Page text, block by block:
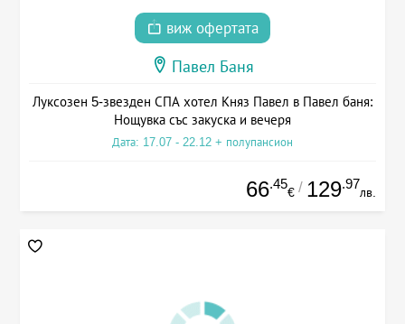
виж офертата
Павел Баня
Луксозен 5-звезден СПА хотел Княз Павел в Павел баня:
Нощувка със закуска и вечеря
Дата: 17.07 - 22.12 + полупансион
66.45
€ / 129.97
лв.